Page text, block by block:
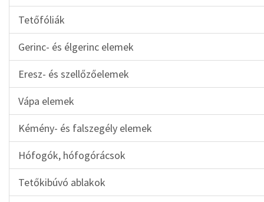
Tetőfóliák
Gerinc- és élgerinc elemek
Eresz- és szellőzőelemek
Vápa elemek
Kémény- és falszegély elemek
Hófogók, hófogórácsok
Tetőkibúvó ablakok